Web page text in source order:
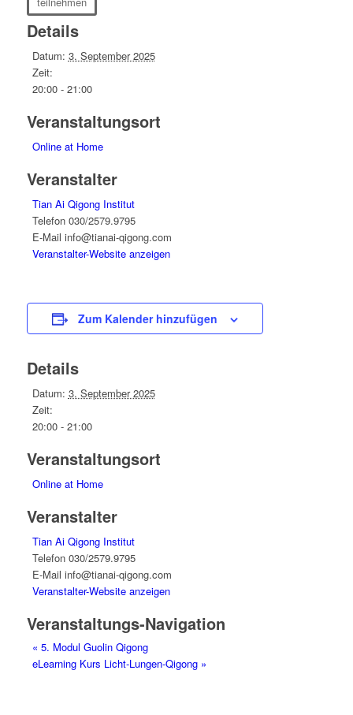
Details
Datum: 3. September 2025
Zeit:
20:00 - 21:00
Veranstaltungsort
Online at Home
Veranstalter
Tian Ai Qigong Institut
Telefon 030/2579.9795
E-Mail info@tianai-qigong.com
Veranstalter-Website anzeigen
Zum Kalender hinzufügen
Details
Datum: 3. September 2025
Zeit:
20:00 - 21:00
Veranstaltungsort
Online at Home
Veranstalter
Tian Ai Qigong Institut
Telefon 030/2579.9795
E-Mail info@tianai-qigong.com
Veranstalter-Website anzeigen
Veranstaltungs-Navigation
« 5. Modul Guolin Qigong
eLearning Kurs Licht-Lungen-Qigong »